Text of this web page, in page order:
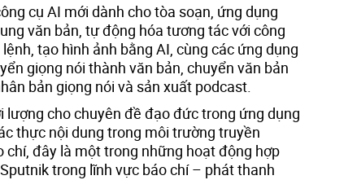
cụ AI mới dành cho tòa soạn, ứng dụng
văn bản, tự động hóa tương tác với công
tạo hình ảnh bằng AI, cùng các ứng dụng
giọng nói thành văn bản, chuyển văn bản
bản giọng nói và sản xuất podcast.
lượng cho chuyên đề đạo đức trong ứng dụng
thực nội dung trong môi trường truyền
chí, đây là một trong những hoạt động hợp
trong lĩnh vực báo chí – phát thanh